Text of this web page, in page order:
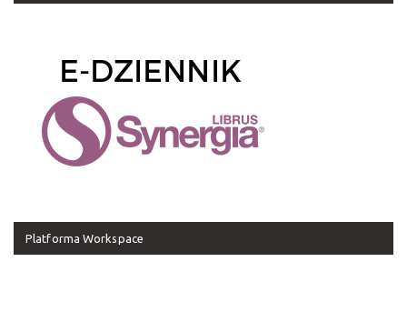
Platforma Workspace